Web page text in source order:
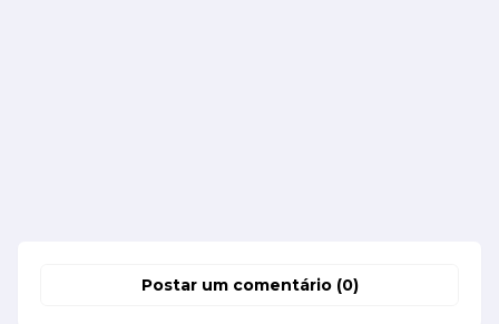
Postar um comentário (0)